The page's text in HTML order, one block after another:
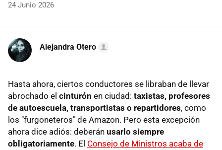
24 Junio 2026
Alejandra Otero
Hasta ahora, ciertos conductores se libraban de llevar
abrochado el cinturón en ciudad: taxistas, profesores
de autoescuela, transportistas o repartidores, como
los "furgoneteros" de Amazon. Pero esta excepción
ahora dice adiós: deberán usarlo siempre
obligatoriamente. El Consejo de Ministros acaba de